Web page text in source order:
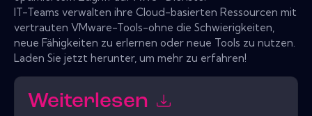
IT-Teams verwalten ihre Cloud-basierten Ressourcen mit
vertrauten VMware-Tools-ohne die Schwierigkeiten,
neue Fähigkeiten zu erlernen oder neue Tools zu nutzen.
Laden Sie jetzt herunter, um mehr zu erfahren!
Weiterlesen